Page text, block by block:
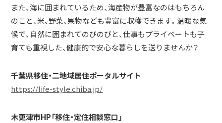
また、海に囲まれているため、海産物が豊富なのはもちろん
のこと、米、野菜、果物なども豊富に収穫できます。温暖な気
候で、自然に囲まれてのびのびと、仕事もプライベートも子
育ても重視した、健康的で安心な暮らしを送りませんか？
千葉県移住・二地域居住ポータルサイト
https://life-style.chiba.jp/
木更津市HP「移住・定住相談窓口」